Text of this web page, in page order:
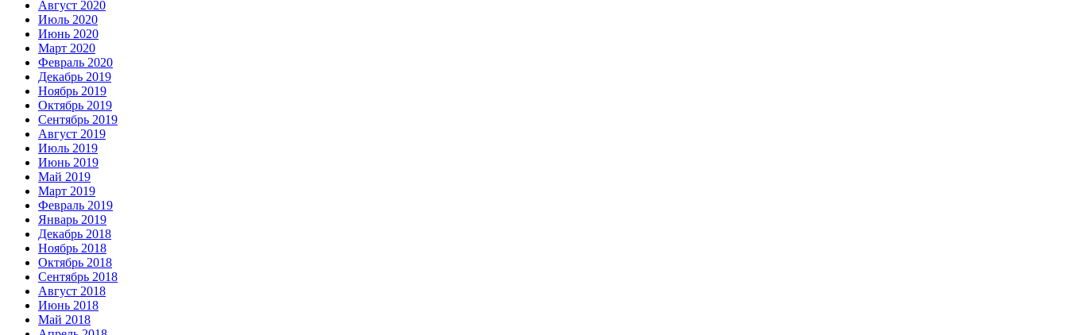
Август 2020
Июль 2020
Июнь 2020
Март 2020
Февраль 2020
Декабрь 2019
Ноябрь 2019
Октябрь 2019
Сентябрь 2019
Август 2019
Июль 2019
Июнь 2019
Май 2019
Март 2019
Февраль 2019
Январь 2019
Декабрь 2018
Ноябрь 2018
Октябрь 2018
Сентябрь 2018
Август 2018
Июнь 2018
Май 2018